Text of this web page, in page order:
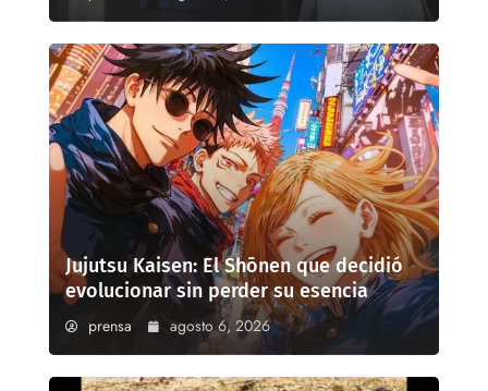
Jujutsu Kaisen: El Shōnen que decidió
evolucionar sin perder su esencia
prensa agosto 6, 2026